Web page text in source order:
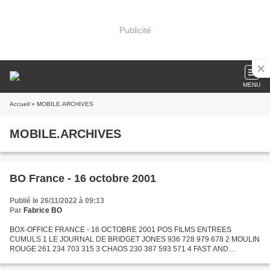
Publicité
MENU
Accueil » MOBILE.ARCHIVES
MOBILE.ARCHIVES
BO France - 16 octobre 2001
Publié le 26/11/2022 à 09:13
Par Fabrice BO
BOX-OFFICE FRANCE - 16 OCTOBRE 2001 POS FILMS ENTREES
CUMULS 1 LE JOURNAL DE BRIDGET JONES 936 728 979 678 2 MOULIN
ROUGE 261 234 703 315 3 CHAOS 230 387 593 571 4 FAST AND
161 272 1 846 483...